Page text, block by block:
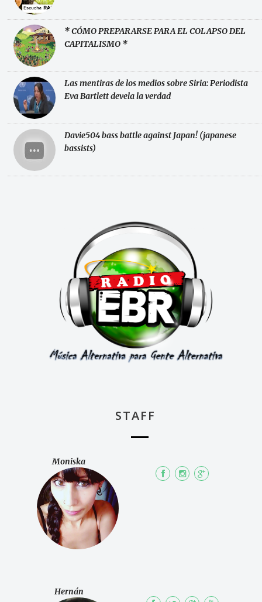
* CÓMO PREPARARSE PARA EL COLAPSO DEL
CAPITALISMO *
Las mentiras de los medios sobre Siria: Periodista
Eva Bartlett devela la verdad
Davie504 bass battle against Japan! (japanese
bassists)
STAFF
Moniska
Hernán